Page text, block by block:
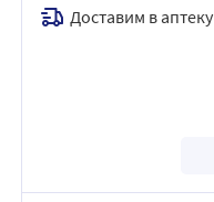
Доставим в аптеку